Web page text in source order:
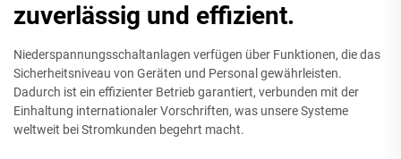
zuverlässig und effizient.
Niederspannungsschaltanlagen verfügen über Funktionen, die das
Sicherheitsniveau von Geräten und Personal gewährleisten.
Dadurch ist ein effizienter Betrieb garantiert, verbunden mit der
Einhaltung internationaler Vorschriften, was unsere Systeme
weltweit bei Stromkunden begehrt macht.